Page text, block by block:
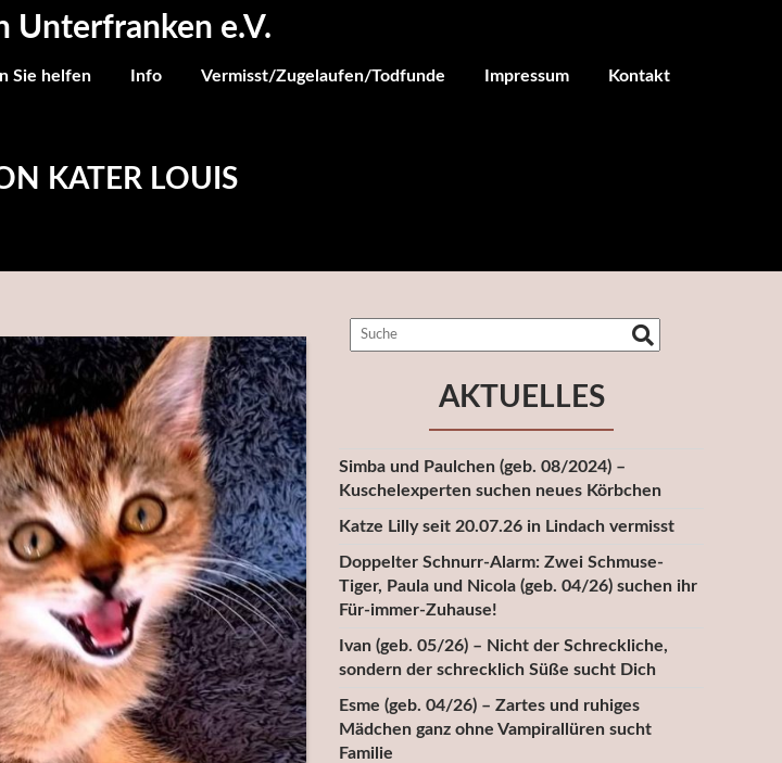
Unterfranken e.V.
Sie helfen Info Vermisst/Zugelaufen/Todfunde Impressum Kontakt
KATER LOUIS
AKTUELLES
Simba und Paulchen (geb. 08/2024) –
Kuschelexperten suchen neues Körbchen
Katze Lilly seit 20.07.26 in Lindach vermisst
Doppelter Schnurr-Alarm: Zwei Schmuse-
Tiger, Paula und Nicola (geb. 04/26) suchen ihr
Für-immer-Zuhause!
Ivan (geb. 05/26) – Nicht der Schreckliche,
sondern der schrecklich Süße sucht Dich
Esme (geb. 04/26) – Zartes und ruhiges
Mädchen ganz ohne Vampirallüren sucht
Familie